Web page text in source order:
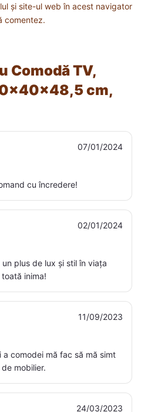
Comodă TV,
cm,
07/01/2024
cu încredere!
02/01/2024
plus de lux și stil în viața
inima!
11/09/2023
comodei mă fac să mă simt
mobilier.
24/03/2023
și site-ul web în acest navigator
comentez.